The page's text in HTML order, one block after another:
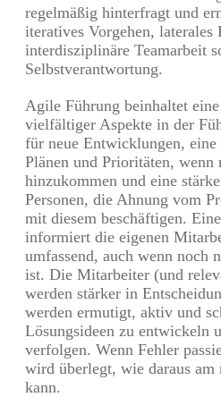
regelmäßig hinterfragt und
iteratives Vorgehen, laterales
interdisziplinäre Teamarbeit
Selbstverantwortung.
Agile Führung beinhaltet
vielfältiger Aspekte in der
für neue Entwicklungen,
Plänen und Prioritäten, wenn
hinzukommen und eine
Personen, die Ahnung vom
mit diesem beschäftigen.
informiert die eigenen
umfassend, auch wenn noch
ist. Die Mitarbeiter (und
werden stärker in
werden ermutigt, aktiv und
Lösungsideen zu entwickeln
verfolgen. Wenn Fehler
wird überlegt, wie daraus am
kann.